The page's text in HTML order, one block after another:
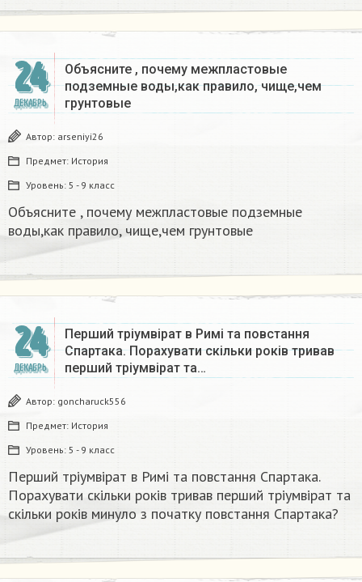
24
ДЕКАБРЬ
Объясните , почему межпластовые
подземные воды,как правило, чище,чем
грунтовые​
Автор: arseniyi26
Предмет: История
Уровень: 5 - 9 класс
Объясните , почему межпластовые подземные
воды,как правило, чище,чем грунтовые​
24
ДЕКАБРЬ
Перший тріумвірат в Римі та повстання
Спартака. Порахувати скільки років тривав
перший тріумвірат та…
Автор: goncharuck556
Предмет: История
Уровень: 5 - 9 класс
Перший тріумвірат в Римі та повстання Спартака.
Порахувати скільки років тривав перший тріумвірат та
скільки років минуло з початку повстання Спартака?